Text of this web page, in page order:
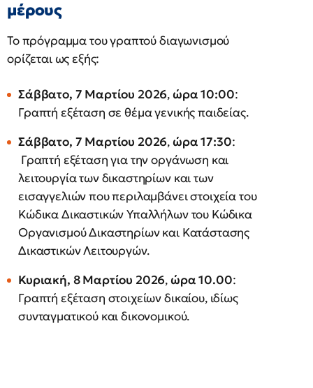
μέρους
Το πρόγραμμα του γραπτού διαγωνισμού
ορίζεται ως εξής:
Σάββατο, 7 Μαρτίου 2026,ώρα 10:00:
Γραπτή εξέταση σε θέμα γενικής παιδείας.
Σάββατο, 7 Μαρτίου 2026,ώρα 17:30:
Γραπτή εξέταση για την οργάνωση και
λειτουργία των δικαστηρίων και των
εισαγγελιών που περιλαμβάνει στοιχεία του
Κώδικα Δικαστικών Υπαλλήλων του Κώδικα
Οργανισμού Δικαστηρίων και Κατάστασης
Δικαστικών Λειτουργών.
Κυριακή, 8 Μαρτίου 2026,ώρα 10.00:
Γραπτή εξέταση στοιχείων δικαίου, ιδίως
συνταγματικού και δικονομικού.